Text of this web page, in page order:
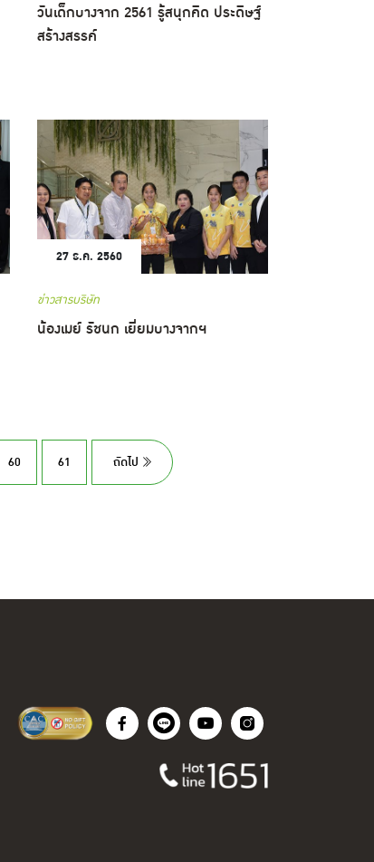
วันเด็กบางจาก 2561 รู้สนุกคิด ประดิษฐ์
สร้างสรรค์
27 ธ.ค. 2560
ข่าวสารบริษัท
น้องเมย์ รัชนก เยี่ยมบางจากฯ
60 61 ถัดไป